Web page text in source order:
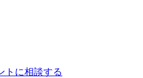
トに相談する